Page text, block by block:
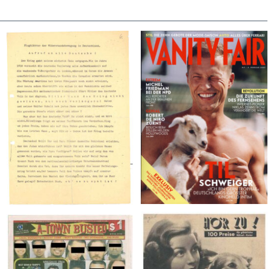
Flugblätter der Weissen Rose – V,
Januar 1943
VANITY FAIR – Nr. 7 – 8.
Februar 2007
HÖR ZU! – 1949, NUMMER 10,
Woche vom 27. Februar bis 05.
A-TOWN BUSTED – 8/15/16–
9/1/16